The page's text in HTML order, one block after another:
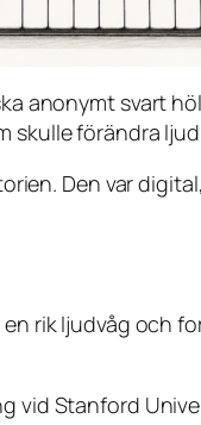
anonymt svart
förändra
Den var
rik ljudvåg och
vid Stanford